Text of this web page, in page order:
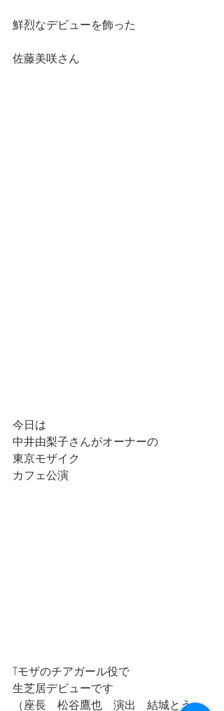
鮮烈なデビューを飾った
佐藤美咲さん
今日は
中井由梨子さんがオーナーの
東京モザイク
カフェ公演
Tモザのチアガール役で
生芝居デビューです
（座長　松谷鷹也　演出　結城とう